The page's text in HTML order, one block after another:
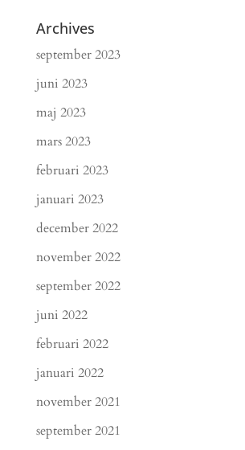
Archives
september 2023
juni 2023
maj 2023
mars 2023
februari 2023
januari 2023
december 2022
november 2022
september 2022
juni 2022
februari 2022
januari 2022
november 2021
september 2021